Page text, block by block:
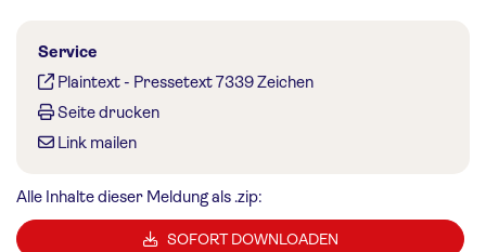
Service
Plaintext- Pressetext 7339 Zeichen
Seite drucken
Link mailen
Alle Inhalte dieser Meldung als .zip:
SOFORT DOWNLOADEN